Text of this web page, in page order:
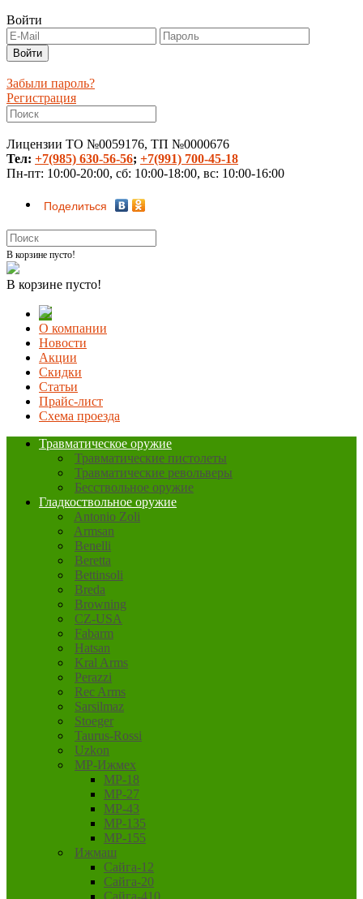
Войти
Забыли пароль?
Регистрация
Лицензии ТО №0059176, ТП №0000676
Тел: +7(985) 630-56-56; +7(991) 700-45-18
Пн-пт: 10:00-20:00, сб: 10:00-18:00, вс: 10:00-16:00
Поделиться
В корзине пусто!
В корзине пусто!
О компании
Новости
Акции
Скидки
Статьи
Прайс-лист
Схема проезда
Травматическое оружие
Травматические пистолеты
Травматические револьверы
Бесствольное оружие
Гладкоствольное оружие
Antonio Zoli
Armsan
Benelli
Beretta
Bettinsoli
Breda
Browning
CZ-USA
Fabarm
Hatsan
Kral Arms
Perazzi
Rec Arms
Sarsilmaz
Stoeger
Taurus-Rossi
Uzkon
MP-Ижмех
MP-18
MP-27
MP-43
MP-135
MP-155
Ижмаш
Сайга-12
Сайга-20
Сайга-410